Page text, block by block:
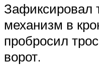
Зафиксировал
механизм в
пробросил
ворот.